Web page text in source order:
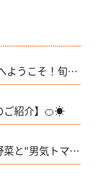
ようこそ！旬の
、桃のごほうび
ご紹介】🍊☀️
菜と“男気トマ
5月へ。抹茶ス